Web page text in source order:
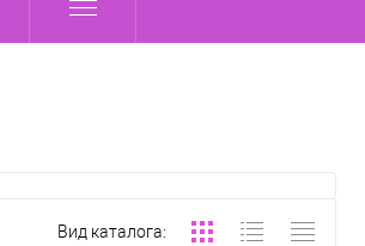
Вид каталога: